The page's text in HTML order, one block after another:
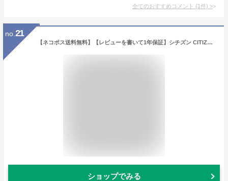
全てのおすすめコメント (1件) >
no. 21
【ネコポス送料無料】【レビューを書いて1年保証】シチズン CITIZEN Q&Q キューキュー Falcon ファルコンウォッチ レディース 腕時計 ブルーダイアル ブルー レザーベルト QA69-305
ショップでみる